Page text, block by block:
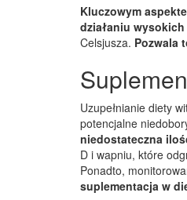
Kluczowym
działaniu
Celsjusza. Pozwala
Uzupełnianie diety
potencjalne
niedostateczna
D i wapniu, które
Ponadto,
suplementacja w